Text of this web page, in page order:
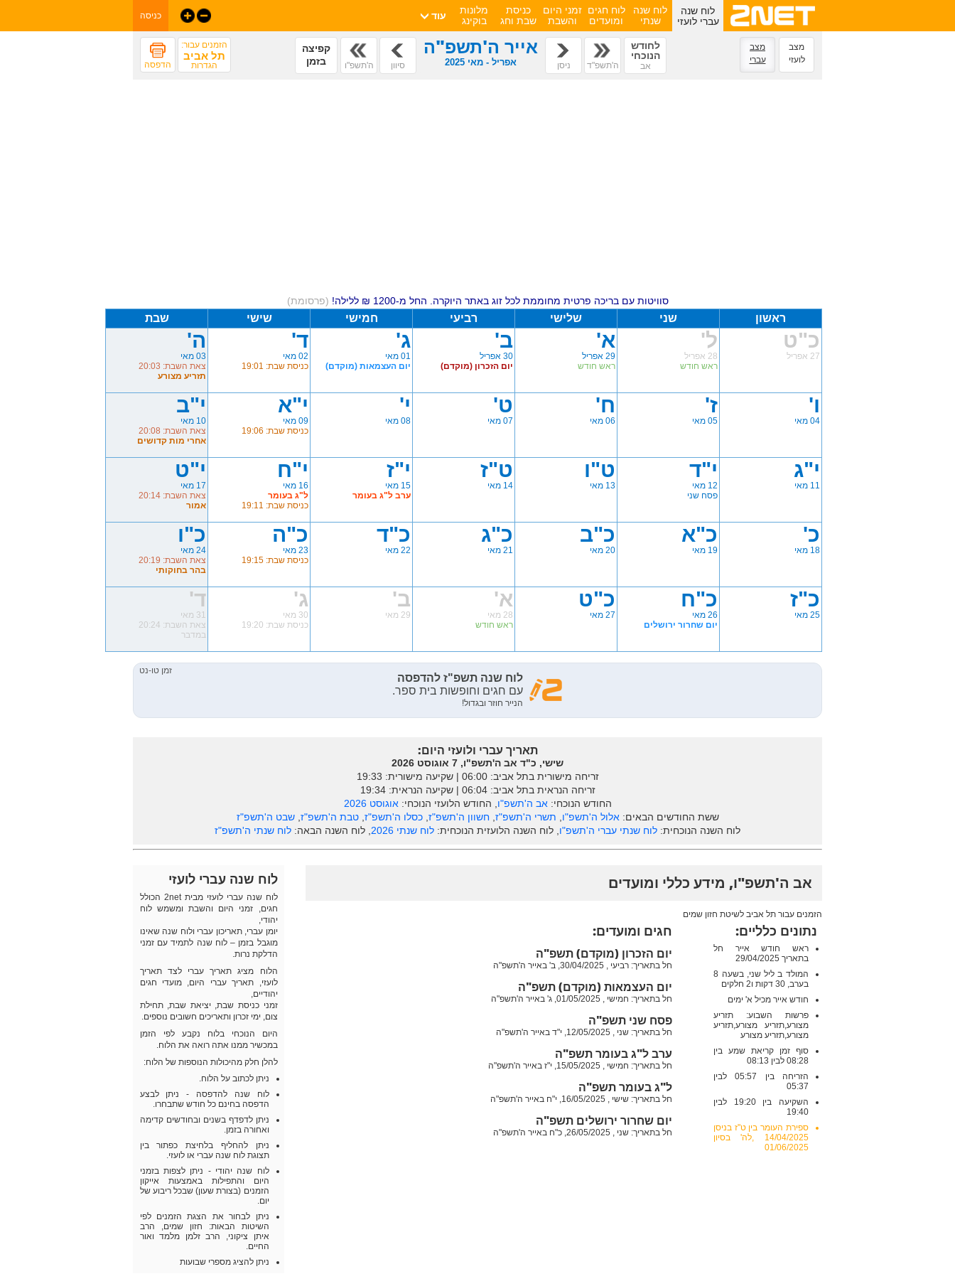
לוח שנה
עברי לועזי
לוח שנה
שנתי
לוח חגים
ומועדים
זמני היום
והשבת
כניסת
שבת וחג
מלונות
בוקינג
עוד כניסה
מצב
לועזי
מצב
עברי
הזמנים עבור:
תל אביב
הגדרות הדפסה
לחודש
הנוכחי
אב ה'תשפ"ד ניסן
אייר ה'תשפ"ה
אפריל - מאי 2025 סיוון ה'תשפ"ו
קפיצה
בזמן
סוויטות עם בריכה פרטית מחוממת לכל זוג באתר היוקרה. החל מ-1200 ₪ ללילה! (פרסומת)
ראשון שני שלישי רביעי חמישי שישי שבת
כ"ט
27 אפריל
ל'
28 אפריל
ראש חודש
א'
29 אפריל
ראש חודש
ב'
30 אפריל
יום הזכרון (מוקדם)
ג'
01 מאי
יום העצמאות (מוקדם)
ד'
02 מאי
כניסת שבת: 19:01
ה'
03 מאי
צאת השבת: 20:03
תזריע מצורע
ו'
04 מאי
ז'
05 מאי
ח'
06 מאי
ט'
07 מאי
י'
08 מאי
י"א
09 מאי
כניסת שבת: 19:06
י"ב
10 מאי
צאת השבת: 20:08
אחרי מות קדושים
י"ג
11 מאי
י"ד
12 מאי
פסח שני
ט"ו
13 מאי
ט"ז
14 מאי
י"ז
15 מאי
ערב ל"ג בעומר
י"ח
16 מאי
ל"ג בעומר
כניסת שבת: 19:11
י"ט
17 מאי
צאת השבת: 20:14
אמור
כ'
18 מאי
כ"א
19 מאי
כ"ב
20 מאי
כ"ג
21 מאי
כ"ד
22 מאי
כ"ה
23 מאי
כניסת שבת: 19:15
כ"ו
24 מאי
צאת השבת: 20:19
בהר בחוקותי
כ"ז
25 מאי
כ"ח
26 מאי
יום שחרור ירושלים
כ"ט
27 מאי
א'
28 מאי
ראש חודש
ב'
29 מאי
ג'
30 מאי
כניסת שבת: 19:20
ד'
31 מאי
צאת השבת: 20:24
במדבר
תאריך עברי ולועזי היום:
שישי, כ"ד אב ה'תשפ"ו, 7 אוגוסט 2026
זריחה מישורית בתל אביב: ‎06:00 | שקיעה מישורית: 19:33
זריחה הנראית בתל אביב: ‎06:04 | שקיעה הנראית: 19:34
החודש הנוכחי:אב ה'תשפ"ו , החודש הלועזי הנוכחי:אוגוסט 2026
ששת החודשים הבאים:אלול ה'תשפ"ו תשרי ה'תשפ"ז חשוון ה'תשפ"ז ,כסלו ה'תשפ"ז ,טבת ה'תשפ"ז ,שבט ה'תשפ"ז
לוח השנה הנוכחית: לוח שנתי עברי ה'תשפ"ו , לוח השנה הלועזית הנוכחית: לוח שנתי 2026 , לוח השנה הבאה: לוח שנתי ה'תשפ"ז
אב ה'תשפ"ו, מידע כללי ומועדים
הזמנים עבור תל אביב לשיטת חזון שמים
נתונים כלליים:
ראש חודש אייר חל
בתאריך 29/04/2025
המולד ב ליל שני, בשעה 8
בערב, 30 דקות ו2 חלקים
חודש אייר מכיל א' ימים
פרשות השבוע: תזריע
מצורע,תזריע מצורע,תזריע
מצורע,תזריע מצורע
סוף זמן קריאת שמע בין
08:28 לבין 08:13
הזריחה בין 05:57 לבין
05:37
השקיעה בין 19:20 לבין
19:40
ספירת העומר בין ט"ז בניסן
14/04/2025 ,לה' בסיון
01/06/2025
חגים ומועדים:
יום הזכרון (מוקדם) תשפ"ה
חל בתאריך: רביעי , 30/04/2025, ב' באייר ה'תשפ"ה
יום העצמאות (מוקדם) תשפ"ה
חל בתאריך: חמישי , 01/05/2025, ג' באייר ה'תשפ"ה
פסח שני תשפ"ה
חל בתאריך: שני , 12/05/2025, י"ד באייר ה'תשפ"ה
ערב ל"ג בעומר תשפ"ה
חל בתאריך: חמישי , 15/05/2025, י"ז באייר ה'תשפ"ה
ל"ג בעומר תשפ"ה
חל בתאריך: שישי , 16/05/2025, י"ח באייר ה'תשפ"ה
יום שחרור ירושלים תשפ"ה
חל בתאריך: שני , 26/05/2025, כ"ח באייר ה'תשפ"ה
לוח שנה עברי לועזי
לוח שנה עברי לועזי מבית 2net הכולל
חגים, זמני היום והשבת ומשמש לוח
יהודי,
יומן עברי, תאריכון עברי ולוח שנה שאינו
מוגבל בזמן – לוח שנה לתמיד עם זמני
הדלקת נרות.
הלוח מציג תאריך עברי לצד תאריך
לועזי, תאריך עברי היום, מועדי חגים
יהודיים,
זמני כניסת שבת, יציאת שבת, תחילת
צום, ימי זכרון ותאריכים חשובים נוספים.
היום הנוכחי בלוח נקבע לפי הזמן
במכשיר ממנו אתה רואה את הלוח.
להלן חלק מהיכולות הנוספות של הלוח:
ניתן לכתוב על הלוח.
לוח שנה להדפסה - ניתן לבצע
הדפסה בחינם כל חודש שתבחרו.
ניתן לדפדף בשנים ובחודשים קדימה
ואחורה בזמן.
ניתן להחליף בלחיצת כפתור בין
תצוגת לוח שנה עברי או לועזי.
לוח שנה יהודי - ניתן לצפות בזמני
היום והתפילות באמצעות אייקון
הזמנים (בצורת שעון) שבכל ריבוע של
יום.
ניתן לבחור את הצגת הזמנים לפי
השיטות הבאות: חזון שמים, הרב
איתן ציקוני, הרב זלמן מלמד ואור
החיים.
ניתן להציג מספרי שבועות